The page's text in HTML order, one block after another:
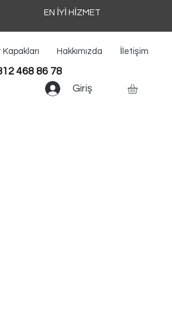
EN İYİ HİZMET
Hakkımızda İletişim
Giriş
468 86 78